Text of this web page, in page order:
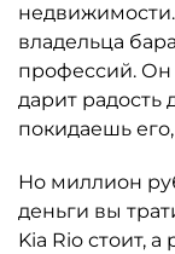
владельца
профессий. Он
дарит радость
покидаешь
Но миллион
деньги вы
Kia Rio стоит,